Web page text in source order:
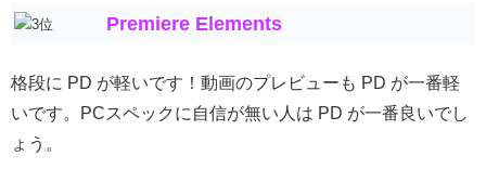
Premiere Elements
格段に PD が軽いです！動画のプレビューも PD が一番軽
いです。PCスペックに自信が無い人は PD が一番良いでし
ょう。